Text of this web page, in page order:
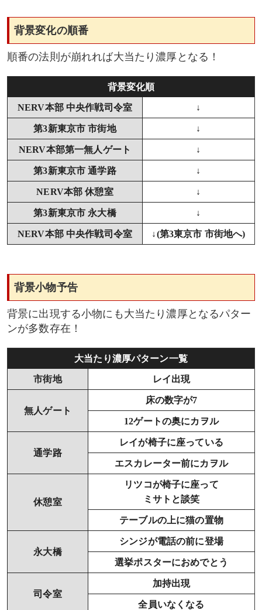
背景変化の順番
順番の法則が崩れれば大当たり濃厚となる！
背景変化順
NERV本部 中央作戦司令室 ↓
第3新東京市 市街地 ↓
NERV本部第一無人ゲート ↓
第3新東京市 通学路 ↓
NERV本部 休憩室 ↓
第3新東京市 永大橋 ↓
NERV本部 中央作戦司令室 ↓(第3東京市 市街地へ)
背景小物予告
背景に出現する小物にも大当たり濃厚となるパター
ンが多数存在！
大当たり濃厚パターン一覧
市街地 レイ出現
無人ゲート
床の数字が7
12ゲートの奥にカヲル
通学路
レイが椅子に座っている
エスカレーター前にカヲル
休憩室
リツコが椅子に座って
ミサトと談笑
テーブルの上に猫の置物
永大橋
シンジが電話の前に登場
選挙ポスターにおめでとう
司令室
加持出現
全員いなくなる